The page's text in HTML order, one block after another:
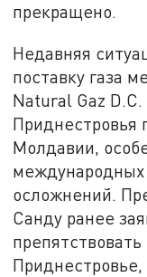
прекращено.
Недавняя
поставку газа
Natural Gaz D.C.
Приднестровья
Молдавии,
международных
осложнений.
Санду ранее